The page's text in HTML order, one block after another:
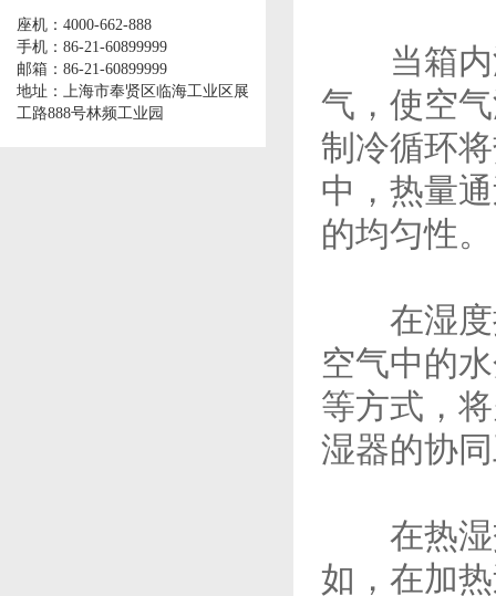
座机：4000-662-888
手机：86-21-60899999
邮箱：86-21-60899999
地址：上海市奉贤区临海工业区展
工路888号林频工业园
当箱内温
气，使空
制冷循环
中，热量
的均匀性。
在湿度控
空气中的
等方式，
湿器的协
在热湿交
如，在加